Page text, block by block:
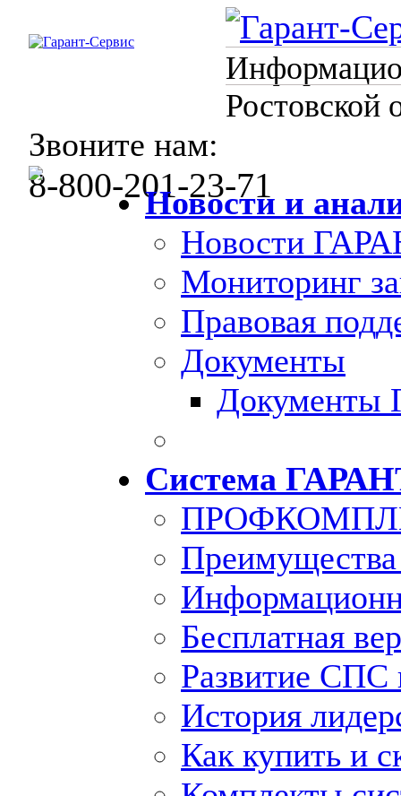
Ростовской
Звоните нам:
8-800-201-23-71
Новости и
Новости
Мониторинг
Правовая
Документы
Документы
Система
Бесплатная
Развитие СПС
История
Как купить и